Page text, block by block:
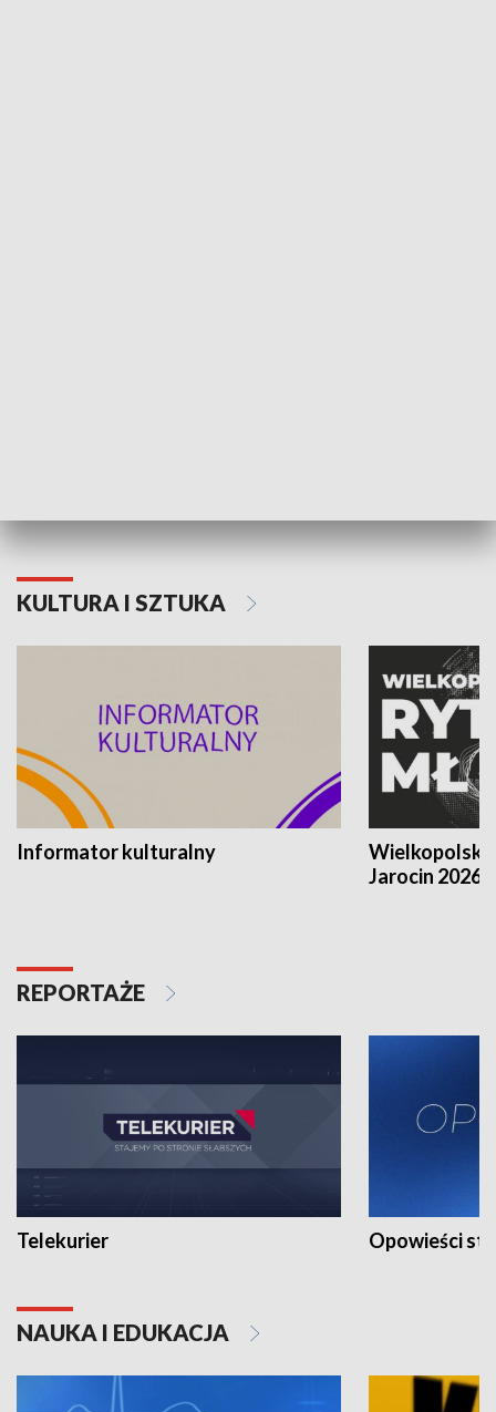
KULTURA I SZTUKA
Informator kulturalny
Jarocin 2026
REPORTAŻE
Telekurier Opowieści
NAUKA I EDUKACJA